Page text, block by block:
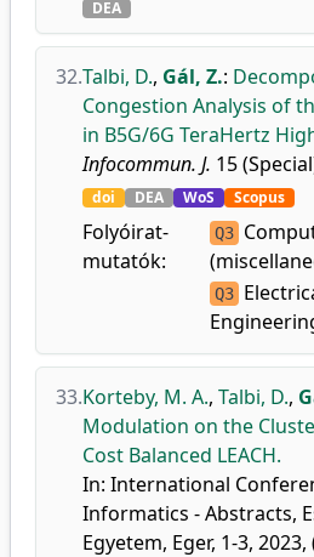
DEA
32.Talbi, D., Gál, Z.:
Congestion Analysis of
in B5G/6G TeraHertz
Infocommun. J. 15
doi DEA WoS Scopus
Folyóirat-
mutatók:
Q3
Q3
33.Korteby, M. A., Talbi, D.,
Modulation on the
Cost Balanced LEACH.
In: International
Informatics - Abstracts,
Egyetem, Eger, 1-3, 2023,